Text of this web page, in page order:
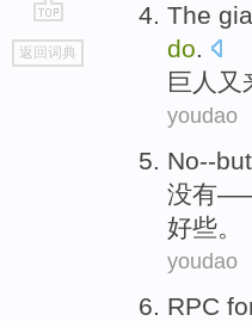
go
top
返回词典
The
do.
巨 人
youdao
No--but
没有
好些。
youdao
RPC